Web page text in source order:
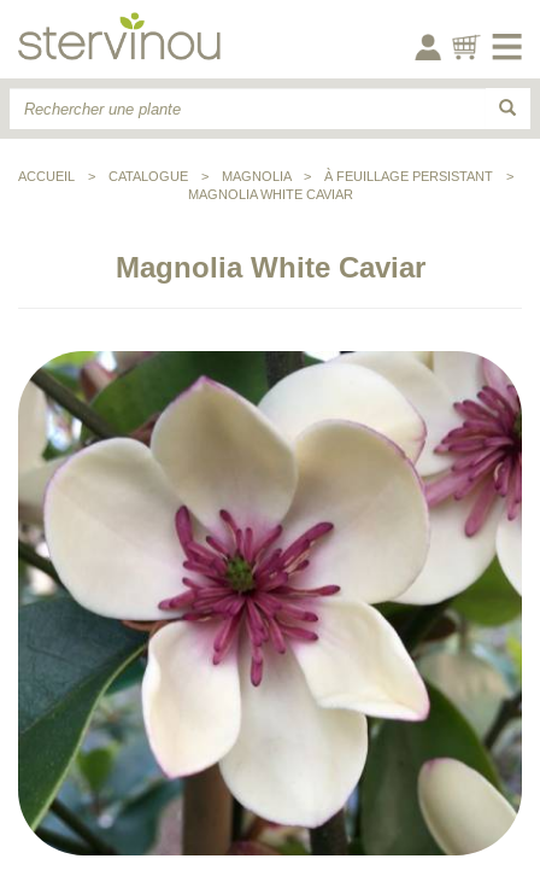
ACCUEIL > CATALOGUE > MAGNOLIA > À FEUILLAGE PERSISTANT
>
MAGNOLIA WHITE CAVIAR
Magnolia White Caviar